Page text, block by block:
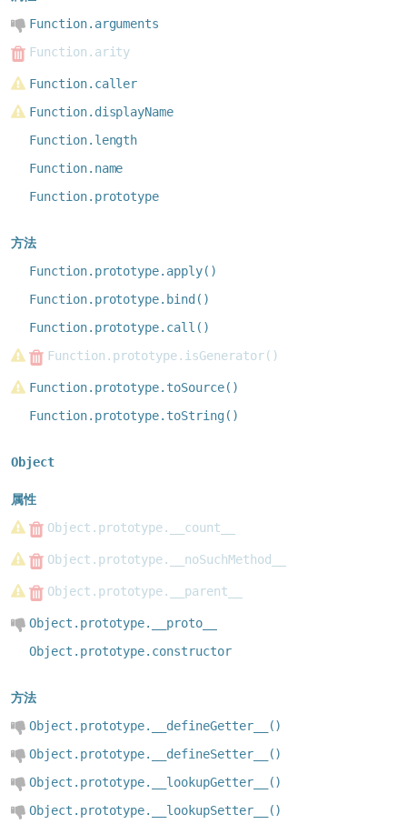
Function.arguments
Function.arity
Function.caller
Function.displayName
Function.length
Function.name
Function.prototype
方法
Function.prototype.apply()
Function.prototype.bind()
Function.prototype.call()
Function.prototype.isGenerator()
Function.prototype.toSource()
Function.prototype.toString()
Object
属性
Object.prototype.__count__
Object.prototype.__noSuchMethod__
Object.prototype.__parent__
Object.prototype.__proto__
Object.prototype.constructor
方法
Object.prototype.__defineGetter__()
Object.prototype.__defineSetter__()
Object.prototype.__lookupGetter__()
Object.prototype.__lookupSetter__()